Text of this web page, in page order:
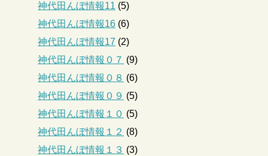
神代田んぼ情報11 (5)
神代田んぼ情報16 (6)
神代田んぼ情報17 (2)
神代田んぼ情報０７ (9)
神代田んぼ情報０８ (6)
神代田んぼ情報０９ (5)
神代田んぼ情報１０ (5)
神代田んぼ情報１２ (8)
神代田んぼ情報１３ (3)